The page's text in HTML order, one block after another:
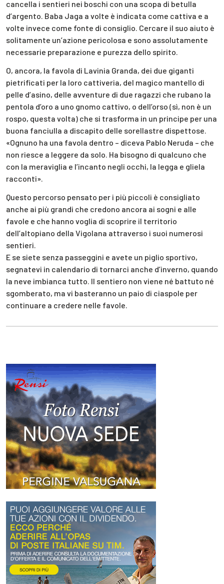
cancella i sentieri nei boschi con una scopa di betulla
d’argento. Baba Jaga a volte è indicata come cattiva e a
volte invece come fonte di consiglio. Cercare il suo aiuto è
solitamente un’azione pericolosa e sono assolutamente
necessarie preparazione e purezza dello spirito.
O, ancora, la favola di Lavinia Granda, dei due giganti
pietrificati per la loro cattiveria, del magico mantello di
pelle d’asino, delle avventure di due ragazzi che rubano la
pentola d’oro a uno gnomo cattivo, o dell’orso (sì, non è un
rospo, questa volta) che si trasforma in un principe per una
buona fanciulla a discapito delle sorellastre dispettose.
«Ognuno ha una favola dentro – diceva Pablo Neruda – che
non riesce a leggere da solo. Ha bisogno di qualcuno che
con la meraviglia e l’incanto negli occhi, la legga e gliela
racconti».
Questo percorso pensato per i più piccoli è consigliato
anche ai più grandi che credono ancora ai sogni e alle
favole e che hanno voglia di scoprire il territorio
dell’altopiano della Vigolana attraverso i suoi numerosi
sentieri.
E se siete senza passeggini e avete un piglio sportivo,
segnatevi in calendario di tornarci anche d’inverno, quando
la neve imbianca tutto. Il sentiero non viene né battuto né
sgomberato, ma vi basteranno un paio di ciaspole per
continuare a credere nelle favole.